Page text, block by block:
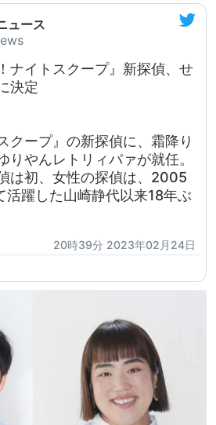
ュース
ナイトスクープ』新探偵、せ
決定
クープ』の新探偵に、霜降り
りやんレトリィバァが就任。
は初、女性の探偵は、2005
活躍した山崎静代以来18年ぶ
20時39分 2023年02月24日